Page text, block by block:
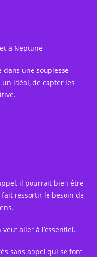
à Neptune
dans une souplesse
idéal, de capter les
il pourrait bien être
ressortir le besoin de
aller à l’essentiel.
sans appel qui se font